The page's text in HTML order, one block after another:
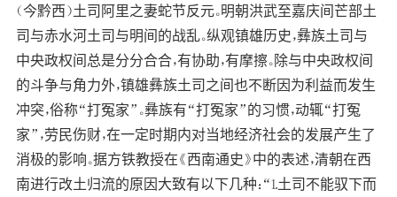
（今黔西）土司阿里之妻蛇节反元。明朝洪武至嘉庆间芒部土
司与赤水河土司与明间的战乱。纵观镇雄历史，彝族土司与
中央政权间总是分分合合，有协助，有摩擦。除与中央政权间
的斗争与角力外，镇雄彝族土司之间也不断因为利益而发生
冲突，俗称“打冤家”。彝族有“打冤家”的习惯，动辄“打冤
家”，劳民伤财，在一定时期内对当地经济社会的发展产生了
消极的影响。据方铁教授在《西南通史》中的表述，清朝在西
南进行改土归流的原因大致有以下几种：“1.土司不能驭下而